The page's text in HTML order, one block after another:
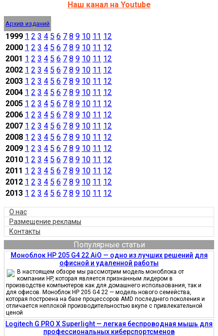
Наш канал на Youtube
Архив изданий
1999 1 2 3 4 5 6 7 8 9 10 11 12
2000 1 2 3 4 5 6 7 8 9 10 11 12
2001 1 2 3 4 5 6 7 8 9 10 11 12
2002 1 2 3 4 5 6 7 8 9 10 11 12
2003 1 2 3 4 5 6 7 8 9 10 11 12
2004 1 2 3 4 5 6 7 8 9 10 11 12
2005 1 2 3 4 5 6 7 8 9 10 11 12
2006 1 2 3 4 5 6 7 8 9 10 11 12
2007 1 2 3 4 5 6 7 8 9 10 11 12
2008 1 2 3 4 5 6 7 8 9 10 11 12
2009 1 2 3 4 5 6 7 8 9 10 11 12
2010 1 2 3 4 5 6 7 8 9 10 11 12
2011 1 2 3 4 5 6 7 8 9 10 11 12
2012 1 2 3 4 5 6 7 8 9 10 11 12
2013 1 2 3 4 5 6 7 8 9 10 11 12
О нас
Размещение рекламы
Контакты
Популярные статьи
Моноблок HP 205 G4 22 AiO — одно из лучших решений для
офисной и удаленной работы
В настоящем обзоре мы рассмотрим модель моноблока от
компании HP, которая является признанным лидером в
производстве компьютеров как для домашнего использования, так и
для офисов. Моноблок HP 205 G4 22 — модель нового семейства,
которая построена на базе процессоров AMD последнего поколения и
отличается неплохой производительностью вкупе с привлекательной
ценой
Logitech G PRO X Superlight — легкая беспроводная мышь для
профессиональных киберспортсменов